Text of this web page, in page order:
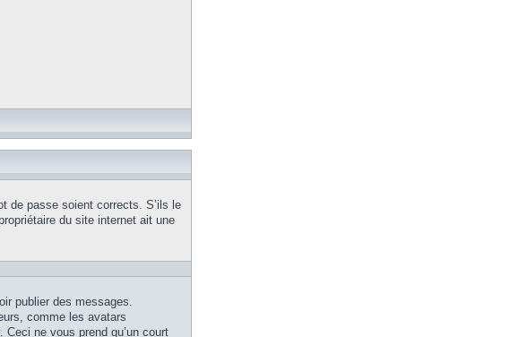
de passe soient corrects. S’ils le
du site internet ait une
publier des messages.
comme les avatars
ne vous prend qu’un court